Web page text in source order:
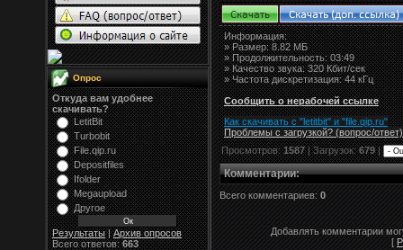
Опрос
Откуда вам удобнее
скачивать?
LetitBit
Turbobit
File.qip.ru
Depositfiles
Ifolder
Megaupload
Другое
Результаты|Архив опросов
Всего ответов:663
Информация:
»Размер:8.82 МБ
» Продолжительность: 03:49
» Качество звука: 320 Кбит/сек
» Частота дискретизация: 44 кГц
Сообщить о нерабочей ссылке
Как скачивать с "letitbit" и "file.qip.ru"
Проблемы с загрузкой? (вопрос/ответ)
Просмотров:1587| Загрузок:679|
Комментарии:
Всего комментариев: 0
Добавлять комментарии
[